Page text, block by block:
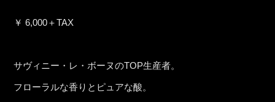
￥ 6,000＋TAX
サヴィニー・レ・ボーヌのTOP生産者。
フローラルな香りとピュアな酸。